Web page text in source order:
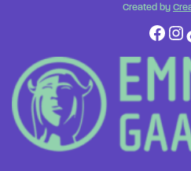
Created by